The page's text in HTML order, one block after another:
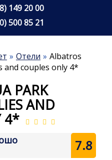
149 20 00
500 85 21
Отели
Albatros
and couples only 4*
PARK
AND
4*
7.8